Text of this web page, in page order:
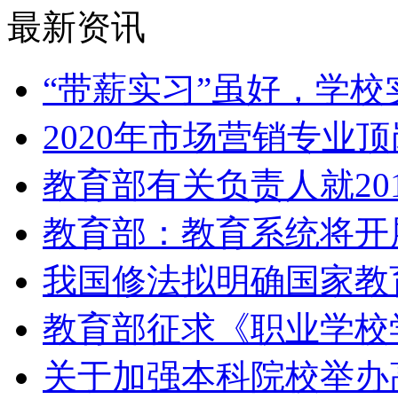
最新资讯
“带薪实习”虽好，学
2020年市场营销专业
教育部有关负责人就
教育部：教育系统将
我国修法拟明确国家
教育部征求《职业学
关于加强本科院校举